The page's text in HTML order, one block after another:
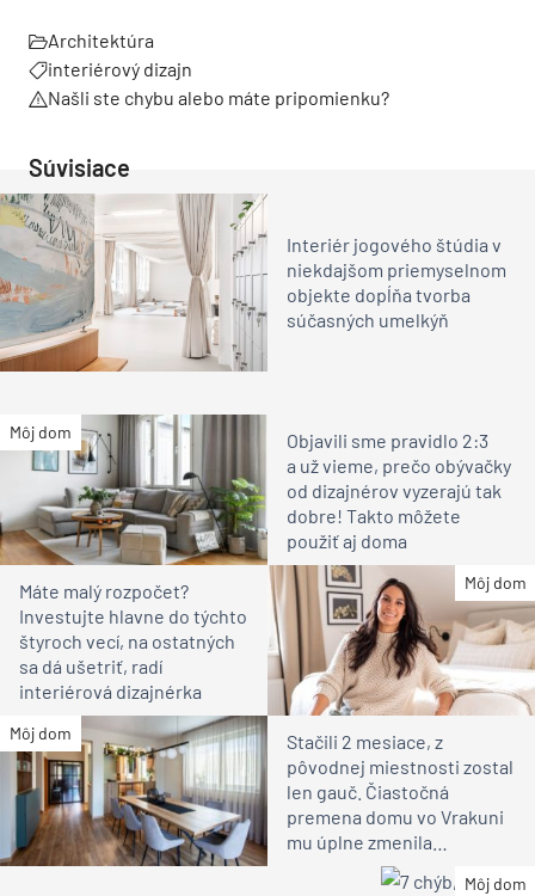
Architektúra
interiérový dizajn
Našli ste chybu alebo máte pripomienku?
Súvisiace
Interiér jogového štúdia v
niekdajšom priemyselnom
objekte dopĺňa tvorba
súčasných umelkýň
Môj dom
Objavili sme pravidlo 2:3
a už vieme, prečo obývačky
od dizajnérov vyzerajú tak
dobre! Takto môžete
použiť aj doma
Môj dom
Máte malý rozpočet?
Investujte hlavne do týchto
štyroch vecí, na ostatných
sa dá ušetriť, radí
interiérová dizajnérka
Môj dom
Stačili 2 mesiace, z
pôvodnej miestnosti zostal
len gauč. Čiastočná
premena domu vo Vrakuni
mu úplne zmenila
atmosféru (video)
Môj dom